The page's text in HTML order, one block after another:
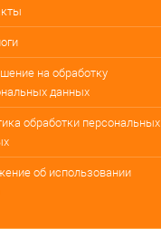
на обработку
данных
обработки персональных
об использовании